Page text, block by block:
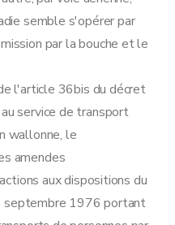
semble s'opérer par
par la bouche et le
l'article 36bis du décret
service de transport
wallonne, le
amendes
aux dispositions du
septembre 1976 portant